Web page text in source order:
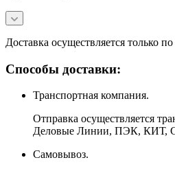
Доставка осуществляется только
Способы доставки:
Транспортная компания.
Отправка осуществляется
Деловые Линии, ПЭК, КИТ,
Самовывоз.